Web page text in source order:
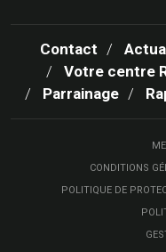
Contact
Votre centre
Parrainage
CONDITIONS
POLITIQUE DE